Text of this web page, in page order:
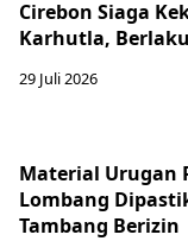
Cirebon Siaga
Karhutla,
29 Juli 2026
Material Urugan
Lombang
Tambang Berizin